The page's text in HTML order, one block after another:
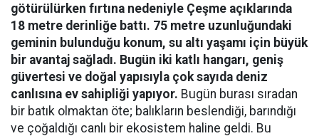
götürülürken fırtına nedeniyle Çeşme açıklarında
18 metre derinliğe battı. 75 metre uzunluğundaki
geminin bulunduğu konum, su altı yaşamı için büyük
bir avantaj sağladı. Bugün iki katlı hangarı, geniş
güvertesi ve doğal yapısıyla çok sayıda deniz
canlısına ev sahipliği yapıyor. Bugün burası sıradan
bir batık olmaktan öte; balıkların beslendiği, barındığı
ve çoğaldığı canlı bir ekosistem haline geldi. Bu